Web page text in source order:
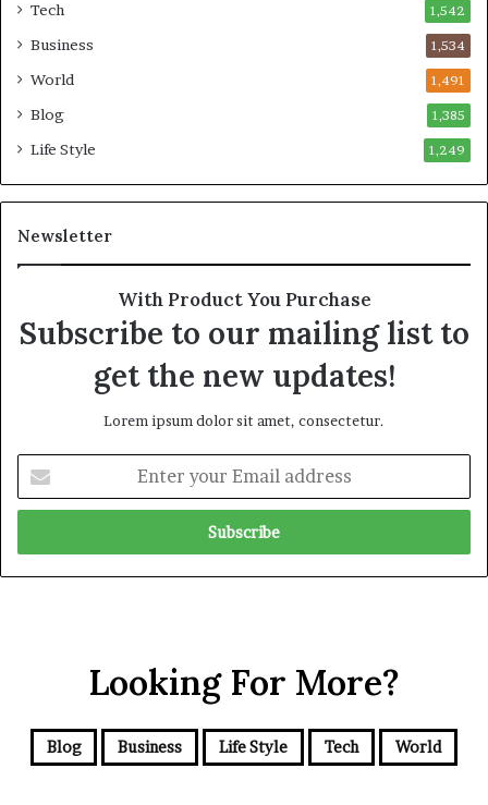
Tech 1,542
Business 1,534
World 1,491
Blog 1,385
Life Style 1,249
Newsletter
With Product You Purchase
Subscribe to our mailing list to
get the new updates!
Lorem ipsum dolor sit amet, consectetur.
t
r
y
Looking For More?
Blog Business Life Style Tech World